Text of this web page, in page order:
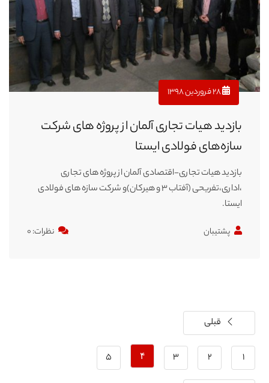
۲۸ فروردین ۱۳۹۸
بازدید هیات تجاری آلمان از پروژه های شرکت
سازه‌های فولادی ایستا
بازدید هیات تجاری-اقتصادی آلمان از پروژه های تجاری
،اداری،تفریحی (آفتاب ۳ و هیرکان)و شرکت سازه های فولادی
ایستا.
پشتیبان نظرات: ۰
قبلی
۱ ۲ ۳ ۴ ۵